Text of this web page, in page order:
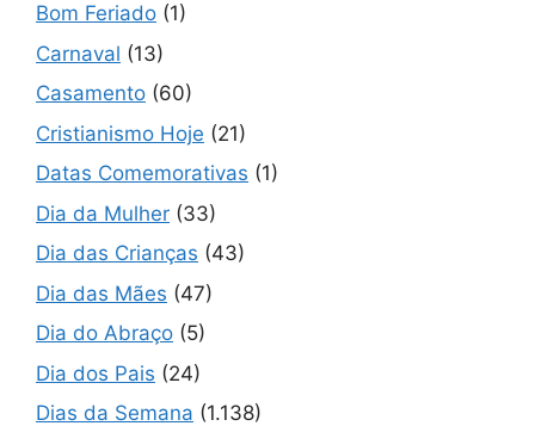
Bom Feriado (1)
Carnaval (13)
Casamento (60)
Cristianismo Hoje (21)
Datas Comemorativas (1)
Dia da Mulher (33)
Dia das Crianças (43)
Dia das Mães (47)
Dia do Abraço (5)
Dia dos Pais (24)
Dias da Semana (1.138)